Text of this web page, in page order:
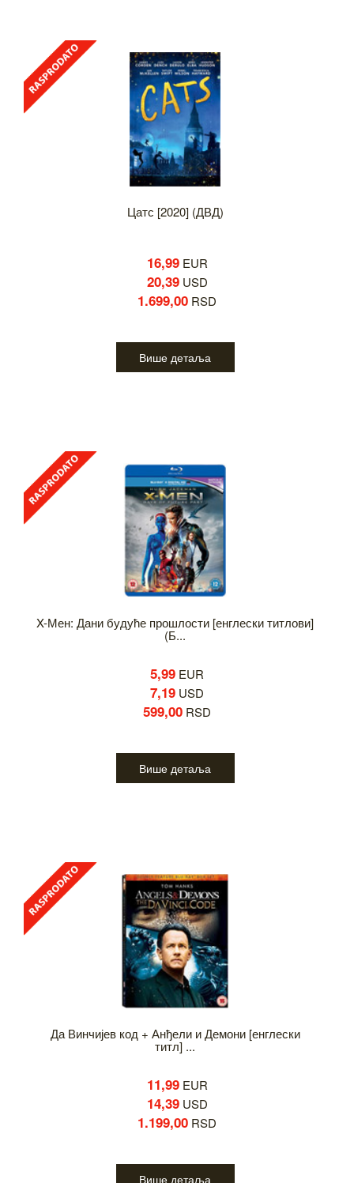
Цатс [2020] (ДВД)
16,99EUR
20,39USD
1.699,00 RSD
Више детаља
X-Мен: Дани будуће прошлости [енглески титлови]
(Б...
5,99 EUR
7,19 USD
599,00 RSD
Више детаља
Да Винчијев код + Анђели и Демони [енглески
титл] ...
11,99EUR
14,39USD
1.199,00 RSD
Више детаља